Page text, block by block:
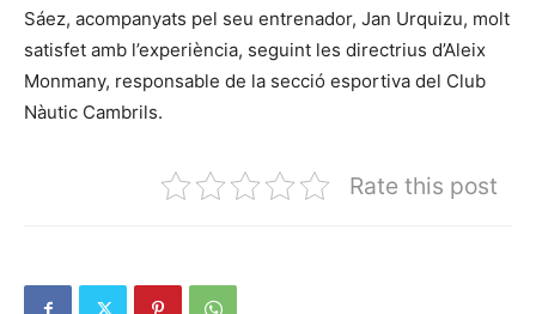
Sáez, acompanyats pel seu entrenador, Jan Urquizu, molt
satisfet amb l’experiència, seguint les directrius d’Aleix
Monmany, responsable de la secció esportiva del Club
Nàutic Cambrils.
Rate this post